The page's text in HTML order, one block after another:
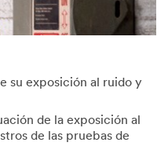
su exposición al ruido y
de la exposición al
de las pruebas de